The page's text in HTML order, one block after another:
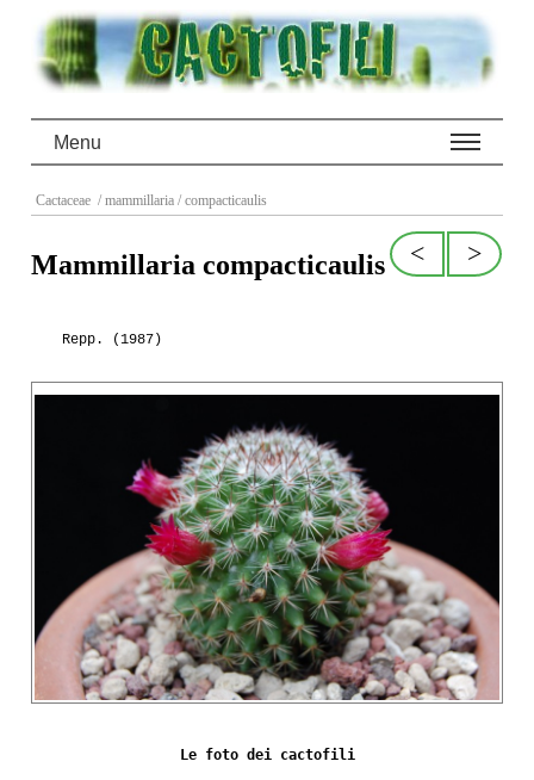
Menu
Cactaceae / mammillaria / compacticaulis
>
<
Mammillaria compacticaulis
Repp. (1987)
Le foto dei cactofili